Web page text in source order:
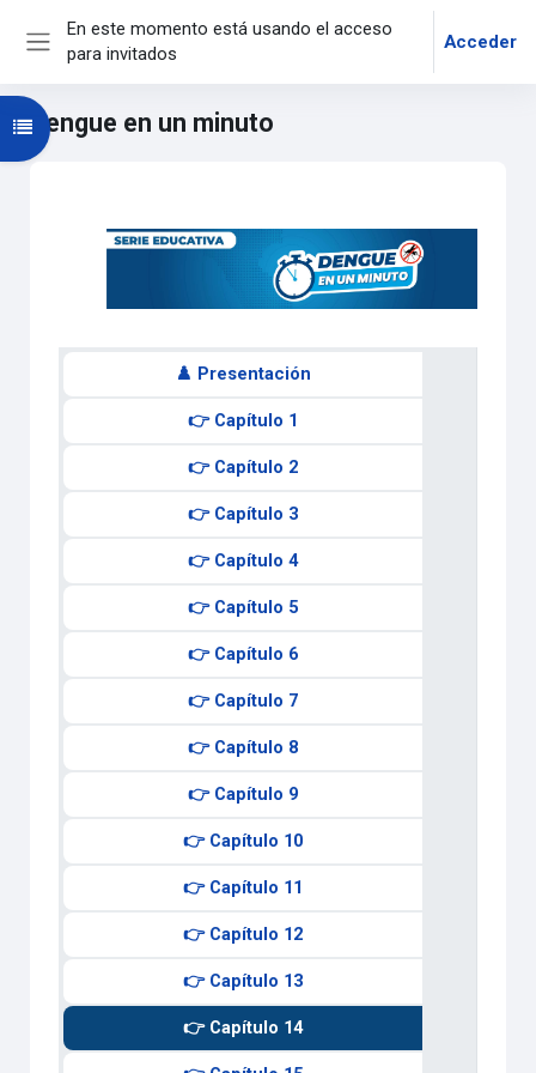
Panel lateral
En este momento está usando el acceso
para invitados
Acceder
Dengue en un minuto
Abrir índice del curso
Diagrama de temas
♟️ Presentación
👉 Capítulo 1
👉 Capítulo 2
👉 Capítulo 3
👉 Capítulo 4
👉 Capítulo 5
👉 Capítulo 6
👉 Capítulo 7
👉 Capítulo 8
👉 Capítulo 9
👉 Capítulo 10
👉 Capítulo 11
👉 Capítulo 12
👉 Capítulo 13
👉 Capítulo 14